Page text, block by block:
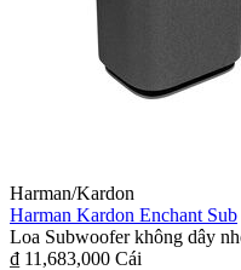
Harman/Kardon
Harman Kardon Enchant Sub
Loa Subwoofer không dây
₫ 11,683,000 Cái